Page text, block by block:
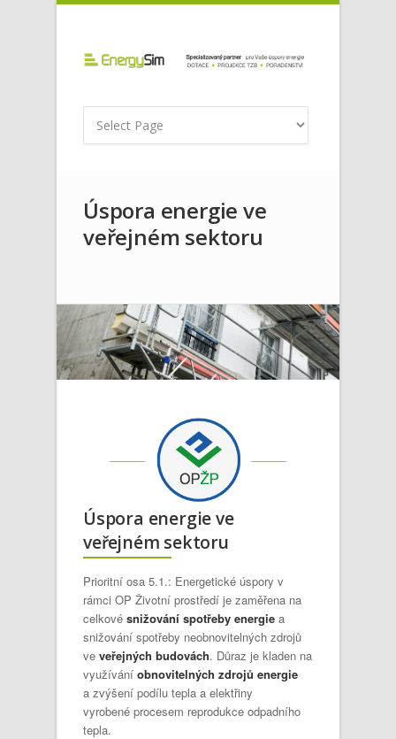
Úspora energie ve
veřejném sektoru
Úspora energie ve
veřejném sektoru
Prioritní osa 5.1.: Energetické úspory v
rámci OP Životní prostředí je zaměřena na
celkové snižování spotřeby energie a
snižování spotřeby neobnovitelných zdrojů
ve veřejných budovách. Důraz je kladen na
využívání obnovitelných zdrojů energie
a zvýšení podílu tepla a elektřiny
vyrobené procesem reprodukce odpadního
tepla.